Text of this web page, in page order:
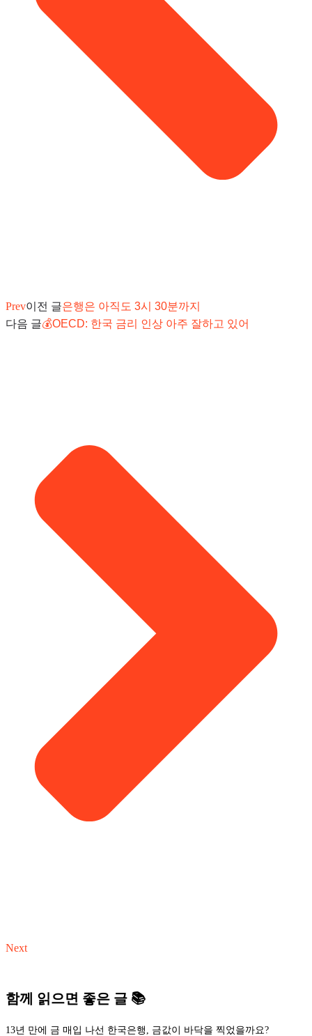
Prev이전 글은행은 아직도 3시 30분까지
다음 글💰OECD: 한국 금리 인상 아주 잘하고 있어
Next
함께 읽으면 좋은 글 📚
13년 만에 금 매입 나선 한국은행, 금값이 바닥을 찍었을까요?